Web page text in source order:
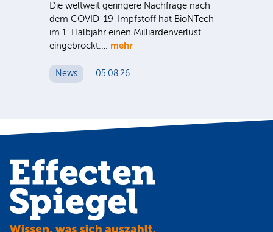
Die weltweit geringere Nachfrage nach
dem COVID-19-Impfstoff hat BioNTech
im 1. Halbjahr einen Milliardenverlust
eingebrockt.… mehr
News 05.08.26